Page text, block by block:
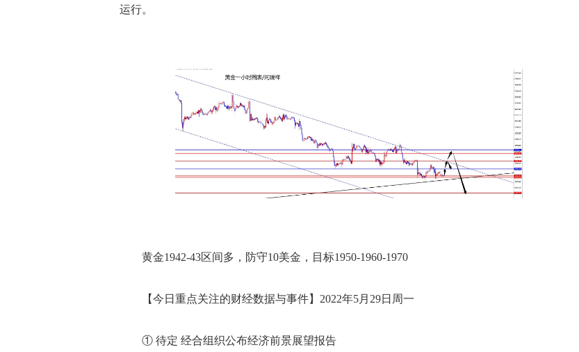
运行。
黄金1942-43区间多，防守10美金，目标1950-1960-1970
【今日重点关注的财经数据与事件】2022年5月29日周一
① 待定 经合组织公布经济前景展望报告